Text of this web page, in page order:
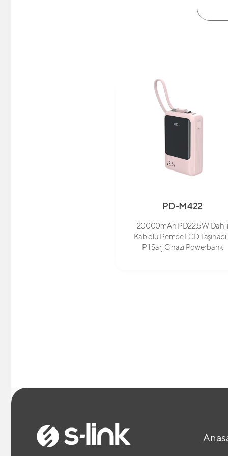
PD-M422
20000mAh PD22.5W Dahili
Kablolu Pembe LCD
Pil Şarj Cihazı Powerbank